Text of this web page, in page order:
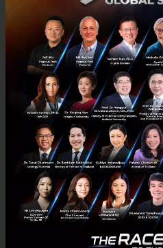
Mark Cuban
Mark Cuban แยกแยะความ
Dot-com ได้อย่างน่าสนใจ‘ยุ
ตลาดหุ้นได้ โดยไม่มีมูลค่าที่แ
โมเดลธุรกิจ มีผลิตภัณฑ์ และ
ของตลาดหุ้นเพียงอย่างเดียว
Eric Schmidt (Former CEO,
Eric Schmidt ใช้ประสบการ
เขาชี้ไปที่ตลาดฮาร์ด